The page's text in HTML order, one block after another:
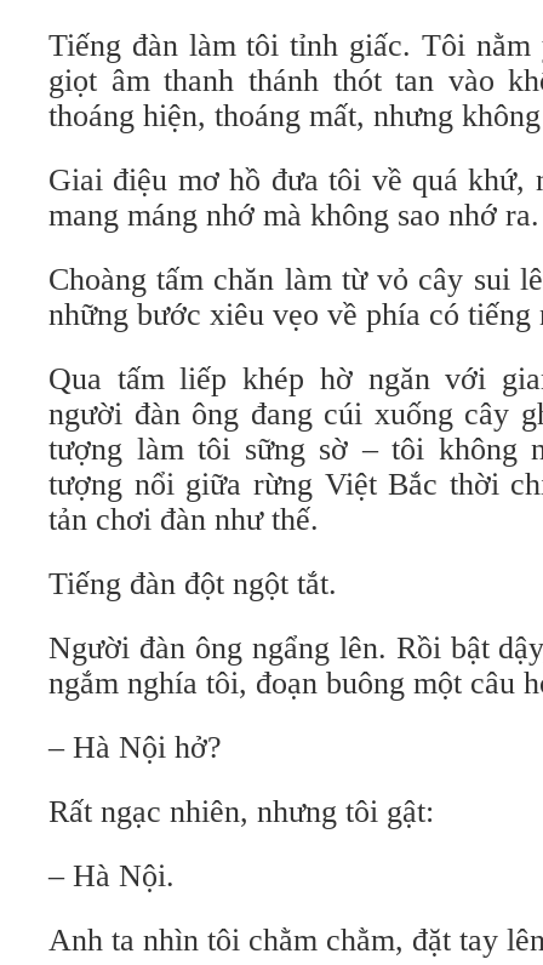
Tiếng đàn làm tôi tỉnh giấc. Tôi nằm
giọt âm thanh thánh thót tan vào
thoáng hiện, thoáng mất, nhưng
Giai điệu mơ hồ đưa tôi về quá khứ,
mang máng nhớ mà không sao nhớ ra.
Choàng tấm chăn làm từ vỏ cây sui
những bước xiêu vẹo về phía có tiếng
Qua tấm liếp khép hờ ngăn với
người đàn ông đang cúi xuống cây
tượng làm tôi sững sờ – tôi không
tượng nổi giữa rừng Việt Bắc thời
tản chơi đàn như thế.
Tiếng đàn đột ngột tắt.
Người đàn ông ngẩng lên. Rồi bật
ngắm nghía tôi, đoạn buông một câu
– Hà Nội hở?
Rất ngạc nhiên, nhưng tôi gật:
– Hà Nội.
Anh ta nhìn tôi chằm chằm, đặt tay